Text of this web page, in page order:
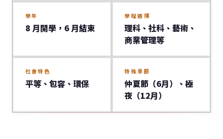
學年
8 月開學，6 月結束
學程選擇
理科、社科、藝術、
商業管理等
社會特色
平等、包容、環保
特殊季節
仲夏節（6月）、極
夜（12月）